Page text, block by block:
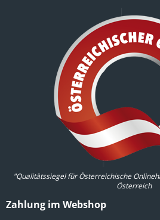
"Qualitätssiegel für Österreichische
Österreich
Zahlung im Webshop